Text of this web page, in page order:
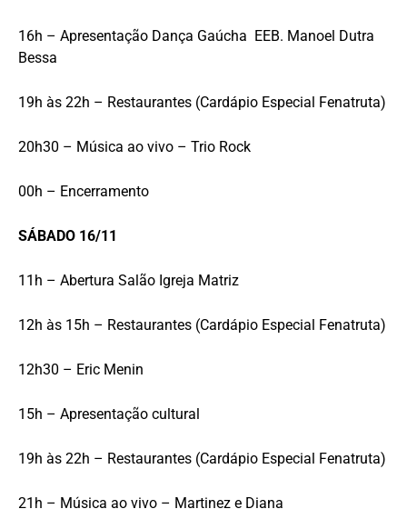
16h – Apresentação Dança Gaúcha EEB. Manoel Dutra
Bessa
19h às 22h – Restaurantes (Cardápio Especial Fenatruta)
20h30 – Música ao vivo – Trio Rock
00h – Encerramento
SÁBADO 16/11
11h – Abertura Salão Igreja Matriz
12h às 15h – Restaurantes (Cardápio Especial Fenatruta)
12h30 – Eric Menin
15h – Apresentação cultural
19h às 22h – Restaurantes (Cardápio Especial Fenatruta)
21h – Música ao vivo – Martinez e Diana